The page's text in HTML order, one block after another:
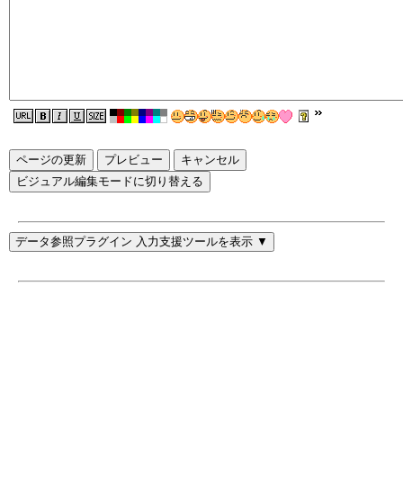
ページの更新
ビジュアル編集モードに切り替える
データ参照プラグイン 入力支援ツールを表示 ▼